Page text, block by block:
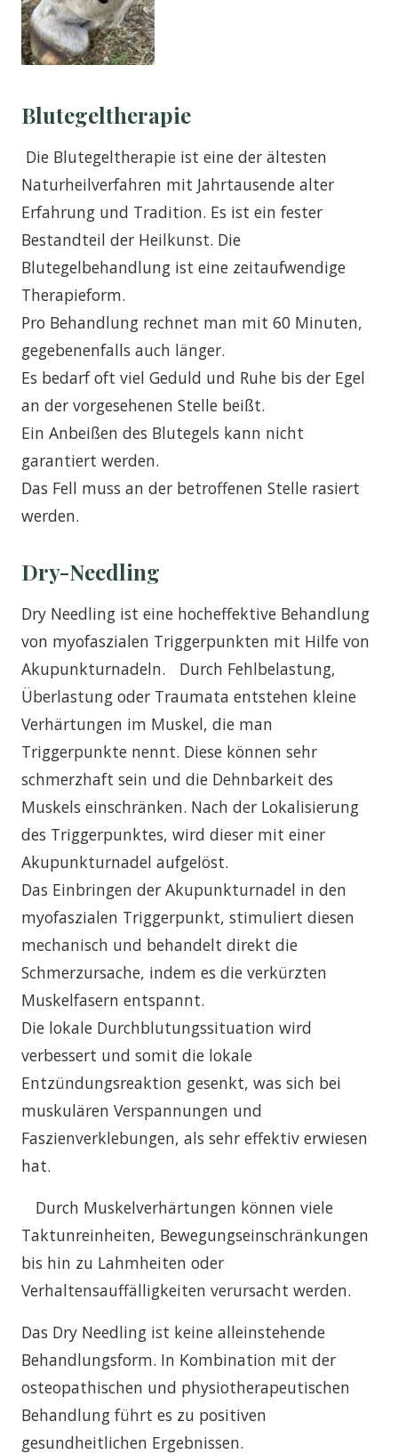
Blutegeltherapie
Die Blutegeltherapie ist eine der ältesten
Naturheilverfahren mit Jahrtausende alter
Erfahrung und Tradition. Es ist ein fester
Bestandteil der Heilkunst. Die
Blutegelbehandlung ist eine zeitaufwendige
Therapieform.
Pro Behandlung rechnet man mit 60 Minuten,
gegebenenfalls auch länger.
Es bedarf oft viel Geduld und Ruhe bis der Egel
an der vorgesehenen Stelle beißt.
Ein Anbeißen des Blutegels kann nicht
garantiert werden.
Das Fell muss an der betroffenen Stelle rasiert
werden.
Dry-Needling
Dry Needling ist eine hocheffektive Behandlung
von myofaszialen Triggerpunkten mit Hilfe von
Akupunkturnadeln. Durch Fehlbelastung,
Überlastung oder Traumata entstehen kleine
Verhärtungen im Muskel, die man
Triggerpunkte nennt. Diese können sehr
schmerzhaft sein und die Dehnbarkeit des
Muskels einschränken. Nach der Lokalisierung
des Triggerpunktes, wird dieser mit einer
Akupunkturnadel aufgelöst.
Das Einbringen der Akupunkturnadel in den
myofaszialen Triggerpunkt, stimuliert diesen
mechanisch und behandelt direkt die
Schmerzursache, indem es die verkürzten
Muskelfasern entspannt.
Die lokale Durchblutungssituation wird
verbessert und somit die lokale
Entzündungsreaktion gesenkt, was sich bei
muskulären Verspannungen und
Faszienverklebungen, als sehr effektiv erwiesen
hat.
Durch Muskelverhärtungen können viele
Taktunreinheiten, Bewegungseinschränkungen
bis hin zu Lahmheiten oder
Verhaltensauffälligkeiten verursacht werden.
Das Dry Needling ist keine alleinstehende
Behandlungsform. In Kombination mit der
osteopathischen und physiotherapeutischen
Behandlung führt es zu positiven
gesundheitlichen Ergebnissen.